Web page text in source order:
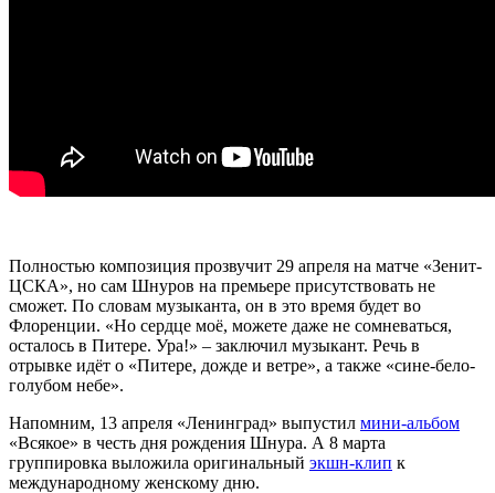
Полностью композиция прозвучит 29 апреля на матче «Зенит-
ЦСКА», но сам Шнуров на премьере присутствовать не
сможет. По словам музыканта, он в это время будет во
Флоренции. «Но сердце моё, можете даже не сомневаться,
осталось в Питере. Ура!» – заключил музыкант. Речь в
отрывке идёт о «Питере, дожде и ветре», а также «сине-бело-
голубом небе».
Напомним, 13 апреля «Ленинград» выпустил мини-альбом
«Всякое» в честь дня рождения Шнура. А 8 марта
группировка выложила оригинальный экшн-клип к
международному женскому дню.